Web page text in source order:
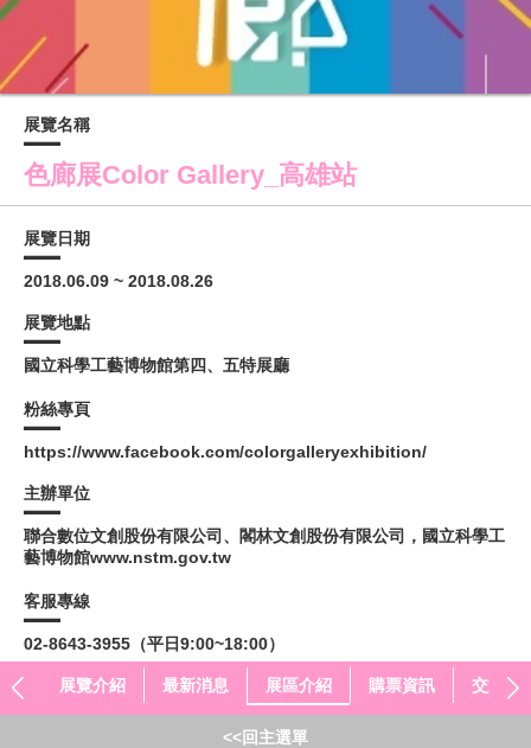
展覽名稱
色廊展Color Gallery_高雄站
展覽日期
2018.06.09 ~ 2018.08.26
展覽地點
國立科學工藝博物館第四、五特展廳
粉絲專頁
https://www.facebook.com/colorgalleryexhibition/
主辦單位
聯合數位文創股份有限公司、閣林文創股份有限公司，國立科學工
藝博物館www.nstm.gov.tw
客服專線
02-8643-3955（平日9:00~18:00）
展覽介紹 最新消息 展區介紹 購票資訊 交通、
<<回主選單